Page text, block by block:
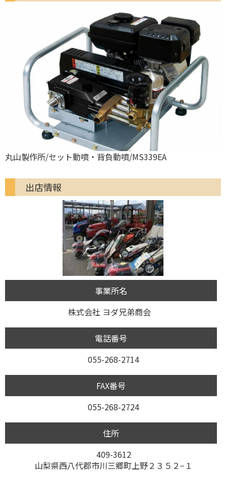
丸山製作所/セット動噴・背負動噴/MS339EA
出店情報
事業所名
株式会社 ヨダ兄弟商会
電話番号
055-268-2714
FAX番号
055-268-2724
住所
409-3612
山梨県西八代郡市川三郷町上野２３５２−１